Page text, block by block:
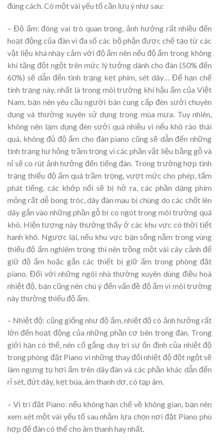
đúng cách. Có một vài yếu tố cần lưu ý như sau:
– Độ ẩm: đóng vai trò quan trọng, ảnh hưởng rất nhiều đến
hoạt động của đàn vì đa số các bộ phận được chế tạo từ các
vật liệu khá nhạy cảm với độ ẩm nên nếu độ ẩm trong không
khí tăng đột ngột trên mức lý tưởng dành cho đàn (50% đến
60%) sẽ dẫn đến tình trạng kẹt phím, sét dây… Để hạn chế
tình trạng này, nhất là trong môi trường khí hậu ẩm của Việt
Nam, bạn nên yêu cầu người bán cung cấp đèn sưởi chuyên
dụng và thường xuyên sử dụng trong mùa mưa. Tuy nhiên,
không nên lạm dụng đèn sưởi quá nhiều vì nếu khô ráo thái
quá, không đủ độ ẩm cho đàn piano cũng sẽ dẫn đến những
tình trạng hư hỏng trầm trọng vì các phần vật liệu bằng gỗ và
nỉ sẽ co rút ảnh hưởng đến tiếng đàn. Trong trường hợp tình
trạng thiếu độ ẩm quá trầm trọng, vượt mức cho phép, tấm
phát tiếng, các khớp nối sẽ bị hở ra, các phần dạng phím
mỏng rất dễ bong tróc, dây đàn mau bị chùng do các chốt lên
dây gắn vào những phần gỗ bị co ngót trong môi trường quá
khô. Hiện tượng này thường thấy ở các khu vực có thời tiết
hanh khô. Ngược lại, nếu khu vực bạn sống nằm trong vùng
thiếu độ ẩm nghiêm trọng thì nên trồng một vài cây cảnh để
giữ độ ẩm hoặc gắn các thiết bị giữ ẩm trong phòng đặt
piano. Đối với những ngôi nhà thường xuyên dùng điều hoà
nhiệt độ, bạn cũng nên chú ý đến vấn đề độ ẩm vì môi trường
này thường thiếu độ ẩm.
– Nhiệt độ: cũng giống như độ ẩm, nhiệt độ có ảnh hưởng rất
lớn đến hoạt động của những phần cơ bên trong đàn. Trong
giới hạn có thể, nên cố gắng duy trì sự ổn định của nhiệt độ
trong phòng đặt Piano vì những thay đổi nhiệt độ đột ngột sẽ
làm ngưng tụ hơi ẩm trên dây đàn và các phần khác dẫn đến
rỉ sét, đứt dây, kẹt búa, âm thanh dơ, có tạp âm.
– Vị trí đặt Piano: nếu không hạn chế về không gian, bạn nên
xem xét một vài yếu tố sau nhằm lựa chọn nơi đặt Piano phù
hợp để đàn có thể cho âm thanh hay nhất.